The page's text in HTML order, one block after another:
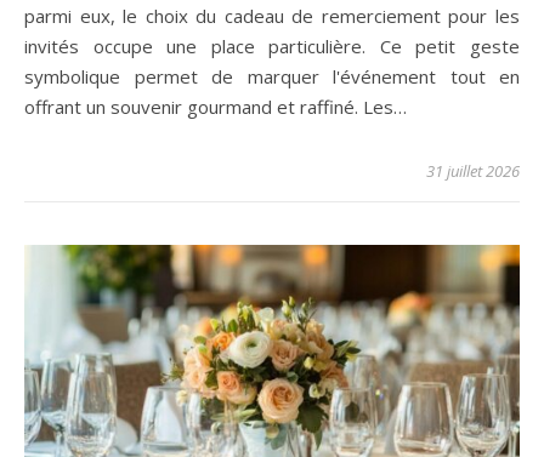
parmi eux, le choix du cadeau de remerciement pour les
invités occupe une place particulière. Ce petit geste
symbolique permet de marquer l'événement tout en
offrant un souvenir gourmand et raffiné. Les…
31 juillet 2026